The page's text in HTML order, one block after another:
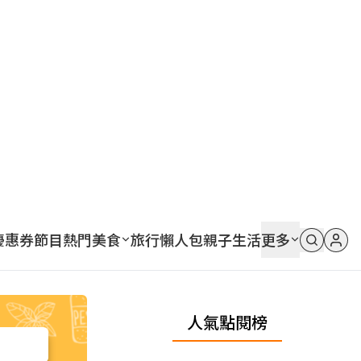
惠券節目熱門美食 旅行懶人包親子生活更多
人氣點閱榜